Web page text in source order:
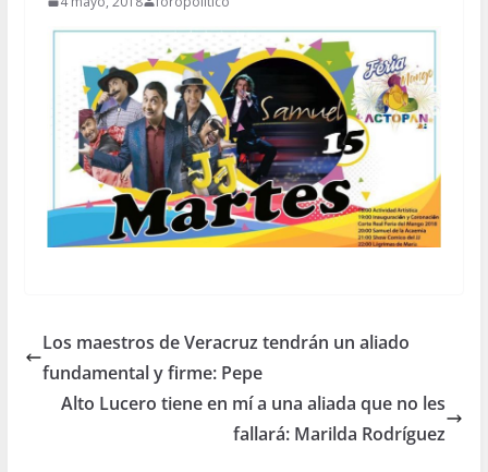
Los maestros de Veracruz tendrán un aliado
fundamental y firme: Pepe
Alto Lucero tiene en mí a una aliada que no les
fallará: Marilda Rodríguez